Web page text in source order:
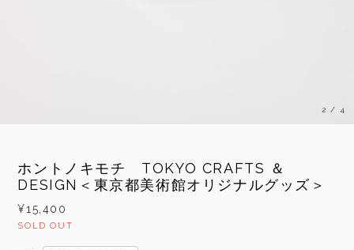
2 / 4
ホントノキモチ TOKYO CRAFTS ＆
DESIGN＜東京都美術館オリジナルグッズ＞
¥15,400
SOLD OUT